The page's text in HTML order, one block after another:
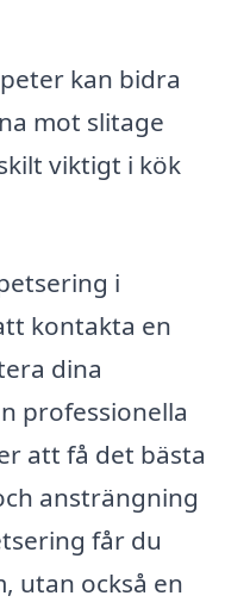
kan bidra
mot slitage
viktigt i kök
i
kontakta en
dina
professionella
att få det bästa
ansträngning
får du
utan också en